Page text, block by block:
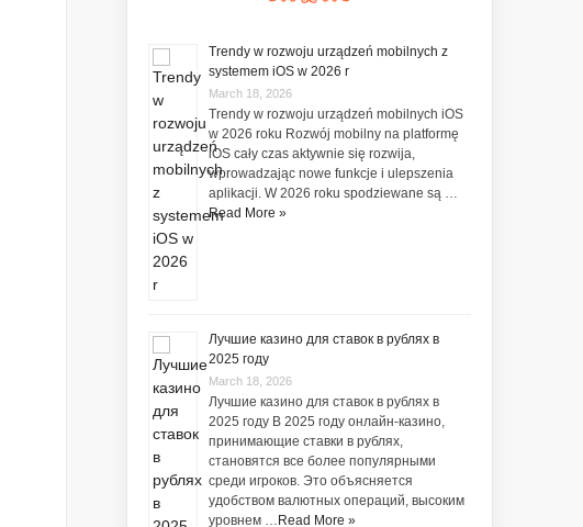
Trendy w rozwoju urządzeń mobilnych z
systemem iOS w 2026 r
March 18, 2026
Trendy w rozwoju urządzeń mobilnych iOS
w 2026 roku Rozwój mobilny na platformę
iOS cały czas aktywnie się rozwija,
wprowadzając nowe funkcje i ulepszenia
aplikacji. W 2026 roku spodziewane są …
Read More »
Лучшие казино для ставок в рублях в
2025 году
March 18, 2026
Лучшие казино для ставок в рублях в
2025 году В 2025 году онлайн-казино,
принимающие ставки в рублях,
становятся все более популярными
среди игроков. Это объясняется
удобством валютных операций, высоким
уровнем … Read More »